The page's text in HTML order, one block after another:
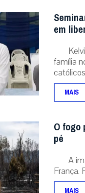
em
família
MAIS
O
pé
A
França.